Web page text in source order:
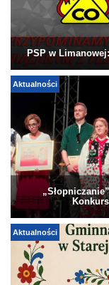
PSP w
Aktualności
Aktualności